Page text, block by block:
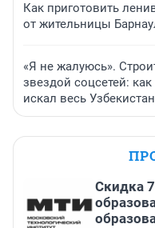
Как приготовить
от жительницы
«Я не жалуюсь».
звездой соцсетей:
искал весь Узбекистан
Скидка